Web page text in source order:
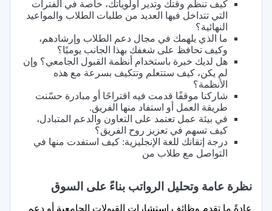
كيف تنظم وقتك وتدير أولوياتك، خاصة في الفترات
التي تتداخل فيها العديد من طلبات الطلاب والمواعيد
النهائية؟
ما الذي يلهمك في مجال دعم الطلاب وإرشادهم،
وكيف تحافظ على شغفك بهذا الجانب يوميًا؟
هل لديك خبرة باستخدام أنظمة القبول الجامعي؟ وإن
لم يكن، كيف ستتعلم وتتكيف بسرعة مع هذه
الأنظمة؟
شاركنا موقفًا قدمت فيه اقتراحًا أو مبادرة حسّنت
طريقة العمل أو استفاد منها الفريق.
في بيئة عمل تعتمد على التعاون والدعم المتبادل،
كيف تسهم في تعزيز روح الفريق؟
درجة إتقانك للغة الإنجليزية: كيف استفدت منها في
التواصل مع طلاب من
نظرة عامة وتحليل الرواتب بناءً على السوق
عادةً ما تقدم وظائف استشارات القبولات الجامعية أو دعم